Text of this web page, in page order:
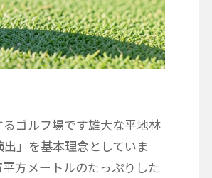
ゴルフ場です雄大な平地林
」を基本理念としていま
方メートルのたっぷりした